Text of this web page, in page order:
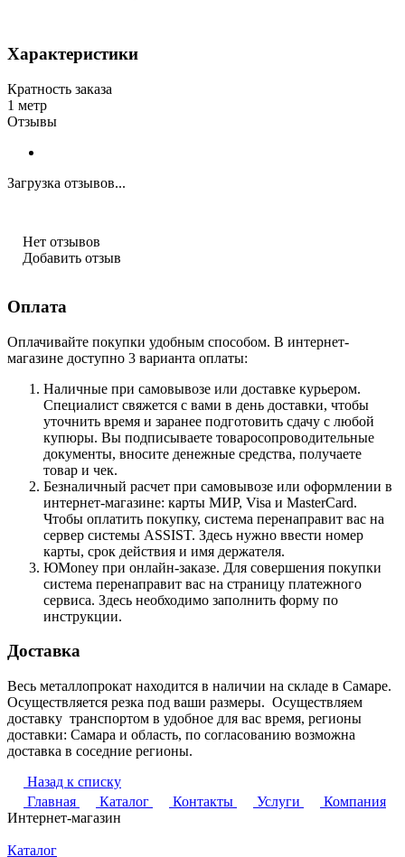
Характеристики
Кратность заказа
1 метр
Отзывы
Загрузка отзывов...
Нет отзывов
Добавить отзыв
Оплата
Оплачивайте покупки удобным способом. В интернет-
магазине доступно 3 варианта оплаты:
Наличные при самовывозе или доставке курьером.
Специалист свяжется с вами в день доставки, чтобы
уточнить время и заранее подготовить сдачу с любой
купюры. Вы подписываете товаросопроводительные
документы, вносите денежные средства, получаете
товар и чек.
Безналичный расчет при самовывозе или оформлении в
интернет-магазине: карты МИР, Visa и MasterCard.
Чтобы оплатить покупку, система перенаправит вас на
сервер системы ASSIST. Здесь нужно ввести номер
карты, срок действия и имя держателя.
ЮMoney при онлайн-заказе. Для совершения покупки
система перенаправит вас на страницу платежного
сервиса. Здесь необходимо заполнить форму по
инструкции.
Доставка
Весь металлопрокат находится в наличии на складе в Самаре.
Осуществляется резка под ваши размеры. Осуществляем
доставку транспортом в удобное для вас время, регионы
доставки: Самара и область, по согласованию возможна
доставка в соседние регионы.
Назад к списку
Главная
Каталог Контакты Услуги
Компания
Интернет-магазин
Каталог